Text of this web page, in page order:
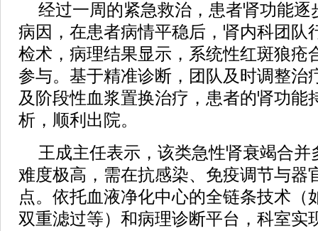
经过一周的紧急救治，患者肾功能
病因，在患者病情平稳后，肾内科团队
检术，病理结果显示，系统性红斑狼疮
参与。基于精准诊断，团队及时调整治
及阶段性血浆置换治疗，患者的肾功能
析，顺利出院。
王成主任表示，该类急性肾衰竭合
难度极高，需在抗感染、免疫调节与器
点。依托血液净化中心的全链条技术（
双重滤过等）和病理诊断平台，科室实